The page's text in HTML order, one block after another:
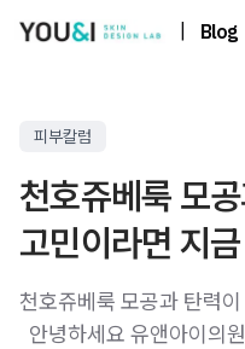
Blog
피부칼럼
천호쥬베룩 모
고민이라면 지
천호쥬베룩 모공과 탄력
안녕하세요 유앤아이의